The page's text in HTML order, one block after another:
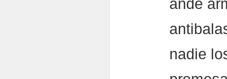
ande
nadie